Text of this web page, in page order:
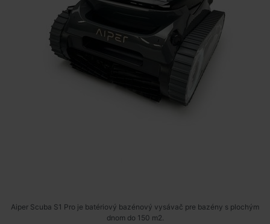
Aiper Scuba S1 Pro je batériový bazénový vysávač pre bazény s plochým
dnom do 150 m2.